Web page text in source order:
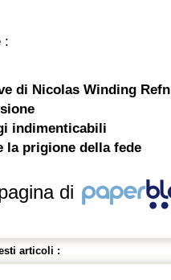
:
di Nicolas Winding Refn
indimenticabili
la prigione della fede
di
articoli :